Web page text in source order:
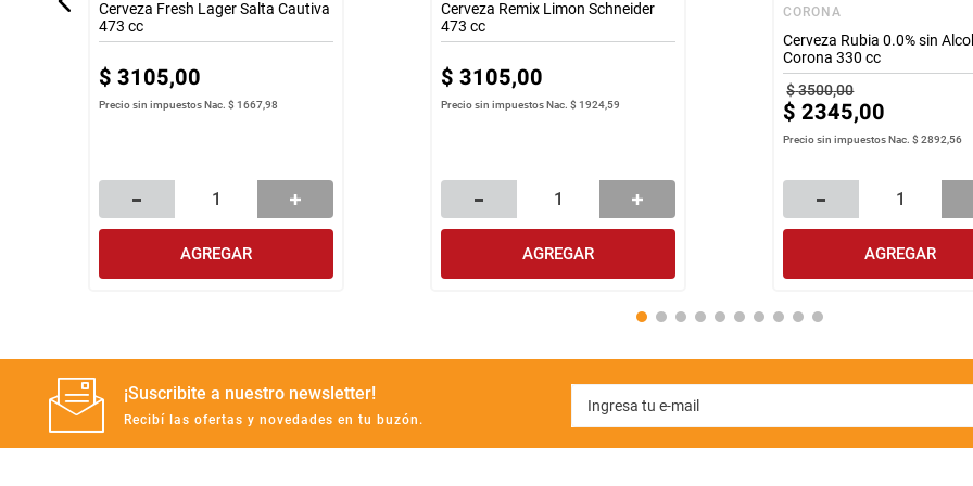
Cerveza Fresh Lager Salta Cautiva
473 cc
$ 3105,00
Precio sin impuestos Nac.$ 1667,98
AGREGAR
Cerveza Remix Limon Schneider
473 cc
$ 3105,00
Precio sin impuestos Nac.$ 1924,59
AGREGAR
CORONA
Cerveza Rubia 0.0% sin
Corona 330 cc
$3500,00
$ 2345,00
Precio sin impuestos Nac.$ 2892,56
AGREGAR
¡Suscribite a nuestro newsletter!
Recibí las ofertas y novedades en tu buzón.